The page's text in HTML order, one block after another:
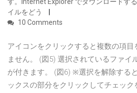
す。Internet Explorer でダウンロードす
イルをどう
10 Comments
アイコンをクリックすると複数の項目
ません。 (図5) 選択されているファイ
が付きます。 (図6) ※選択を解除する
ックスの部分をクリックしてチェック